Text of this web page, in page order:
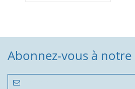
Abonnez-vous à notre